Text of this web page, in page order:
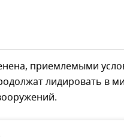
приемлемыми
лидировать в